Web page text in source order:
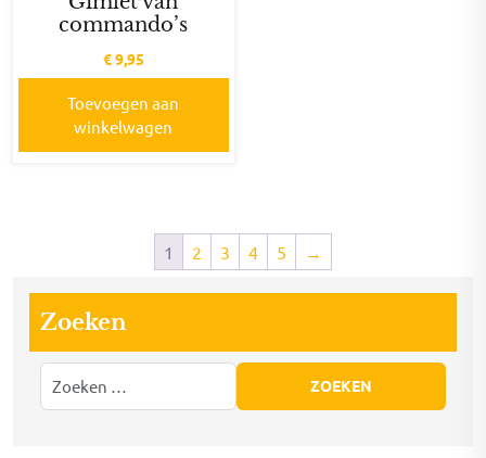
commando’s
€9,95
Toevoegen aan
winkelwagen
1 2 3 4 5 →
Zoeken